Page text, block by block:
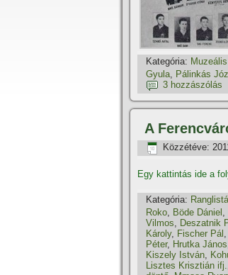
Kategória:
Gyula, Pálinkás
3 hozzászólás
A
Közzétéve:
Egy kattintás ide a
Kategória:
Roko, Böde Dániel ,
Vilmos, Deszatnik
Károly, Fischer Pál ,
Péter, Hrutka János
Kiszely István,
Lisztes Krisztián ifj.